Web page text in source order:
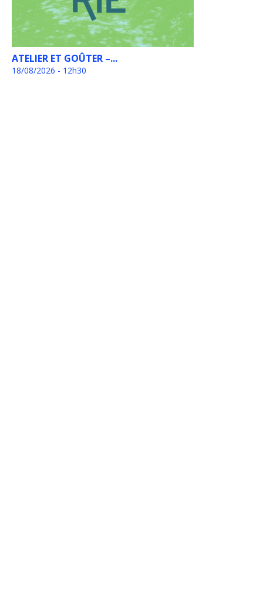
ATELIER ET GOÛTER –...
18/08/2026 - 12h30